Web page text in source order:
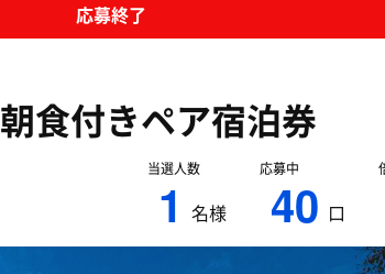
応募終了
朝食付きペア宿泊券
当選人数
1 名様
応募中
40 口